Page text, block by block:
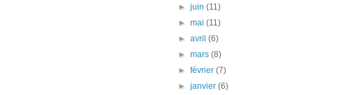
►juin(11)
►mai(11)
►avril(6)
►mars(8)
►février(7)
►janvier(6)